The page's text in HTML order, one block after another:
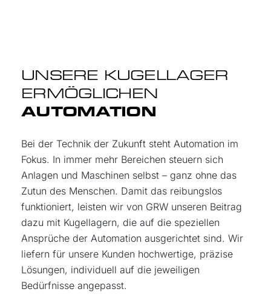
UNSERE KUGELLAGER
ERMÖGLICHEN
AUTOMATION
Bei der Technik der Zukunft steht Automation im
Fokus. In immer mehr Bereichen steuern sich
Anlagen und Maschinen selbst – ganz ohne das
Zutun des Menschen. Damit das reibungslos
funktioniert, leisten wir von GRW unseren Beitrag
dazu mit Kugellagern, die auf die speziellen
Ansprüche der Automation ausgerichtet sind. Wir
liefern für unsere Kunden hochwertige, präzise
Lösungen, individuell auf die jeweiligen
Bedürfnisse angepasst.